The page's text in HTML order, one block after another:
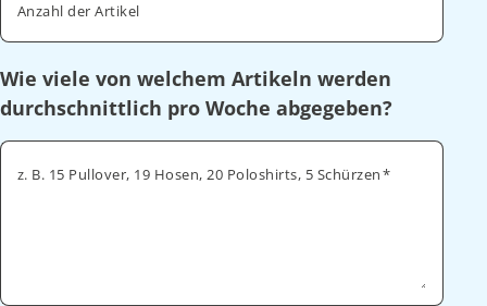
Anzahl der Artikel
Wie viele von welchem Artikeln werden
durchschnittlich pro Woche abgegeben?
z. B. 15 Pullover, 19 Hosen, 20 Poloshirts, 5 Schürzen